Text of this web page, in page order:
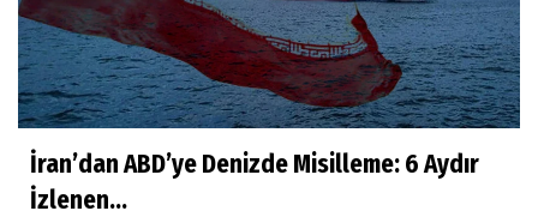
İran’dan ABD’ye Denizde Misilleme: 6 Aydır
İzlenen...